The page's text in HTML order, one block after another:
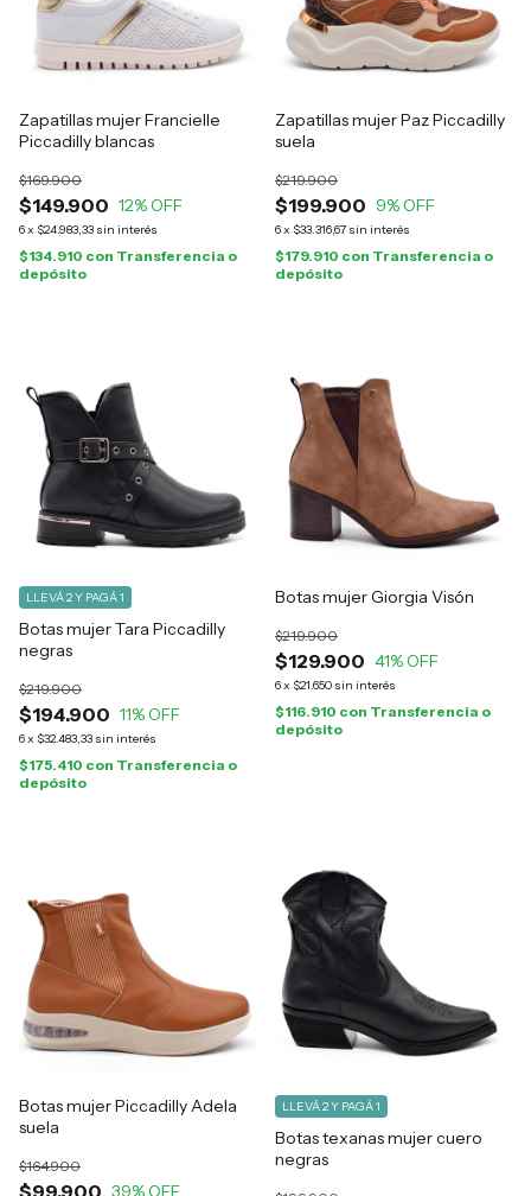
Zapatillas mujer Francielle
Piccadilly blancas
$149.900
$169.900
12% OFF
6x $24.983,33 sin interés
$134.910 con Transferencia o
depósito
Zapatillas mujer Paz Piccadilly
suela
$199.900
$219.900
9% OFF
6x $33.316,67 sin interés
$179.910 con Transferencia o
depósito
Botas mujer Tara Piccadilly
negras
$194.900
$219.900
11% OFF
6x $32.483,33 sin interés
LLEVÁ 2 Y PAGÁ 1
$175.410 con Transferencia o
depósito
Botas mujer Giorgia Visón
$129.900
$219.900
41% OFF
6x $21.650 sin interés
$116.910 con Transferencia o
depósito
Botas mujer Piccadilly Adela
suela
$164.900
39% OFF
Botas texanas mujer cuero
negras
LLEVÁ 2 Y PAGÁ 1